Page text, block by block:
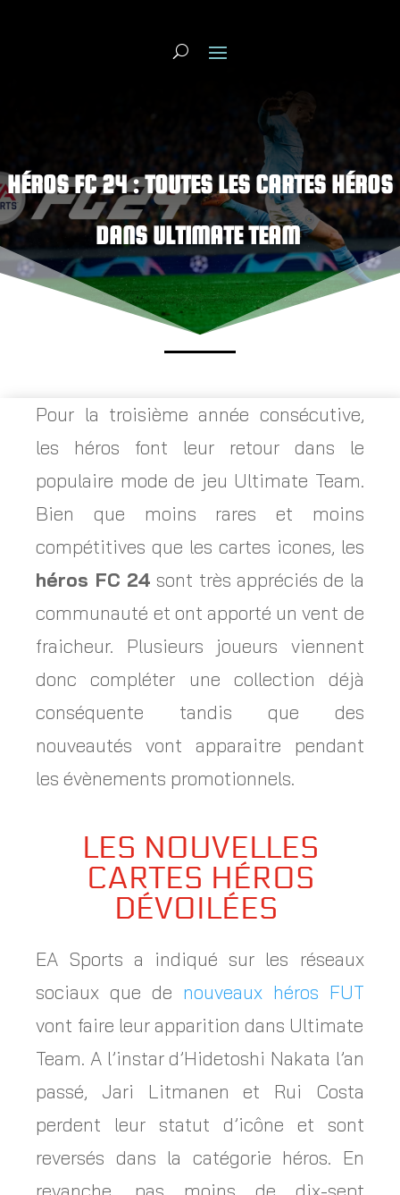
HÉROS FC 24 : TOUTES LES CARTES HÉROS
DANS ULTIMATE TEAM
Pour la troisième année consécutive,
les héros font leur retour dans le
populaire mode de jeu Ultimate Team.
Bien que moins rares et moins
compétitives que les cartes icones, les
héros FC 24 sont très appréciés de la
communauté et ont apporté un vent de
fraicheur. Plusieurs joueurs viennent
donc compléter une collection déjà
conséquente tandis que des
nouveautés vont apparaitre pendant
les évènements promotionnels.
LES NOUVELLES
CARTES HÉROS
DÉVOILÉES
EA Sports a indiqué sur les réseaux
sociaux que de nouveaux héros FUT
vont faire leur apparition dans Ultimate
Team. A l’instar d’Hidetoshi Nakata l’an
passé, Jari Litmanen et Rui Costa
perdent leur statut d’icône et sont
reversés dans la catégorie héros. En